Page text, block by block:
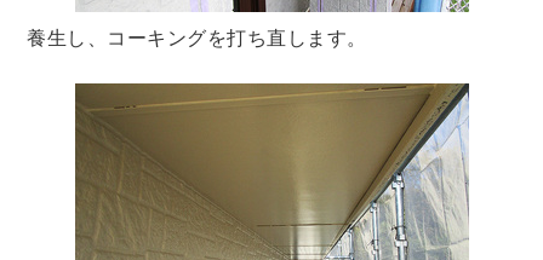
養生し、コーキングを打ち直します。